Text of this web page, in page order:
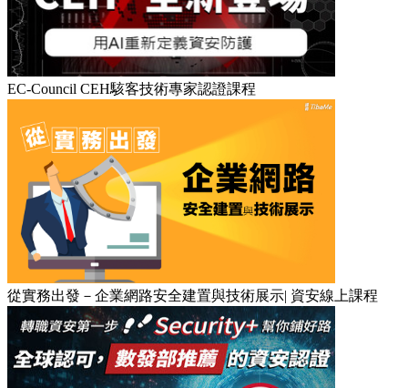
EC-Council CEH駭客技術專家認證課程
從實務出發－企業網路安全建置與技術展示| 資安線上課程